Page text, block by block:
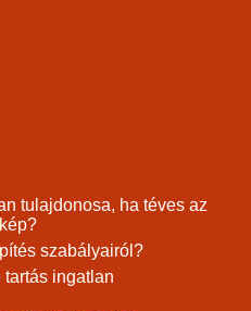
tulajdonosa, ha téves az
szabályairól?
tartás ingatlan